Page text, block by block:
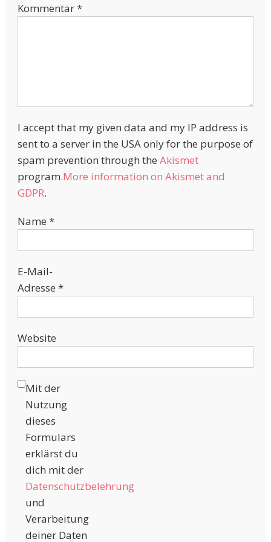
Kommentar*
I accept that my given data and my IP address is
sent to a server in the USA only for the purpose of
spam prevention through the Akismet
program.More information on Akismet and
GDPR.
Name *
E-Mail-
Adresse *
Website
Mit der
Nutzung
dieses
Formulars
erklärst du
dich mit der
Datenschutzbelehrung
und
Verarbeitung
deiner Daten